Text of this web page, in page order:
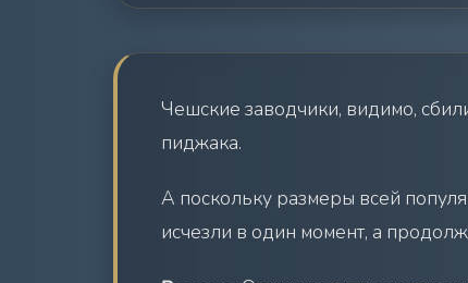
Чешские заводчики, видимо,
пиджака.
А поскольку размеры всей
исчезли в один момент, а